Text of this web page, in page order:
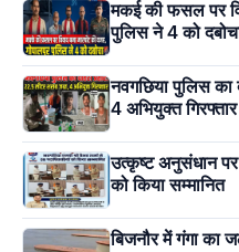
मकई की फसल पर
पुलिस ने 4 को
नवगछिया पुलिस का
4 अभियुक्त गिरफ्तार
उत्कृष्ट अनुसंधान पर
को किया सम्मानित
बिजनौर में गंगा का